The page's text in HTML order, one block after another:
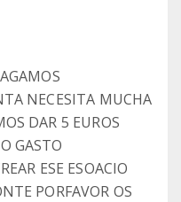
NECESITA MUCHA
DAR 5 EUROS
GASTO
ESE ESOACIO
PORFAVOR OS